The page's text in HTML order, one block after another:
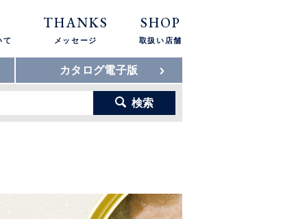
て
THANKS
メッセージ
SHOP
取扱い店舗
カタログ電子版
検索